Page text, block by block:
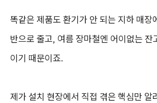
똑같은 제품도 환기가 안 되는 지하 매장
반으로 줄고, 여름 장마철엔 어이없는 잔
이기 때문이죠.
제가 설치 현장에서 직접 겪은 핵심만 알